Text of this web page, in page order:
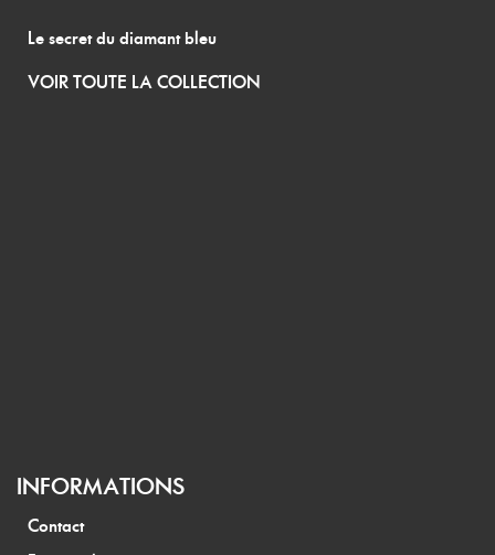
Le secret du diamant bleu
VOIR TOUTE LA COLLECTION
INFORMATIONS
Contact